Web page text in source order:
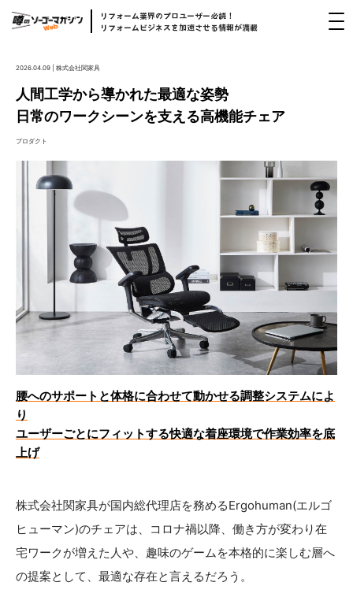
リフォーム業界のプロユーザー必読！
リフォームビジネスを加速させる情報が満載
2026.04.09 | 株式会社関家具
人間工学から導かれた最適な姿勢
日常のワークシーンを支える高機能チェア
プロダクト
腰へのサポートと体格に合わせて動かせる調整システムによ
り
ユーザーごとにフィットする快適な着座環境で作業効率を底
上げ
株式会社関家具が国内総代理店を務めるErgohuman(エルゴ
ヒューマン)のチェアは、コロナ禍以降、働き方が変わり在
宅ワークが増えた人や、趣味のゲームを本格的に楽しむ層へ
の提案として、最適な存在と言えるだろう。